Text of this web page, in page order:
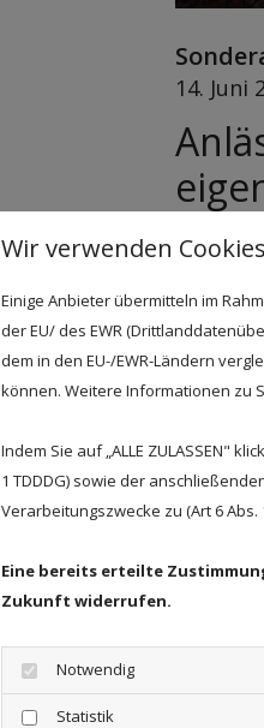
14. Juni
Bei
der
Wir verwenden
Einige Anbieter übermitteln im
der EU/ des EWR
dem in den EU-/EWR-Ländern
können. Weitere Informationen zu
Indem Sie auf „ALLE ZULASSEN"
1 TDDDG) sowie der
Verarbeitungszwecke zu (Art 6 Abs.
Eine bereits erteilte
Zukunft widerrufen.
Notwendig
Statistik